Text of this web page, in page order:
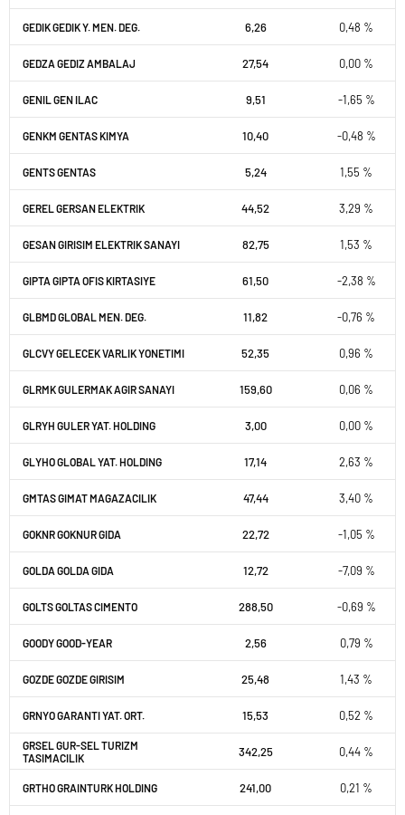
GEDIK GEDIK Y. MEN. DEG. 6,26 0,48 %
GEDZA GEDIZ AMBALAJ 27,54 0,00 %
GENIL GEN ILAC 9,51 -1,65 %
GENKM GENTAS KIMYA 10,40 -0,48 %
GENTS GENTAS 5,24 1,55 %
GEREL GERSAN ELEKTRIK 44,52 3,29 %
GESAN GIRISIM ELEKTRIK SANAYI 82,75 1,53 %
GIPTA GIPTA OFIS KIRTASIYE 61,50 -2,38 %
GLBMD GLOBAL MEN. DEG. 11,82 -0,76 %
GLCVY GELECEK VARLIK YONETIMI 52,35 0,96 %
GLRMK GULERMAK AGIR SANAYI 159,60 0,06 %
GLRYH GULER YAT. HOLDING 3,00 0,00 %
GLYHO GLOBAL YAT. HOLDING 17,14 2,63 %
GMTAS GIMAT MAGAZACILIK 47,44 3,40 %
GOKNR GOKNUR GIDA 22,72 -1,05 %
GOLDA GOLDA GIDA 12,72 -7,09 %
GOLTS GOLTAS CIMENTO 288,50 -0,69 %
GOODY GOOD-YEAR 2,56 0,79 %
GOZDE GOZDE GIRISIM 25,48 1,43 %
GRNYO GARANTI YAT. ORT. 15,53 0,52 %
GRSEL GUR-SEL TURIZM
TASIMACILIK
342,25 0,44 %
GRTHO GRAINTURK HOLDING 241,00 0,21 %